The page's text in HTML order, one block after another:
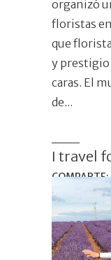
organizó
floristas
que
y prestigio
caras. El
de
I travel